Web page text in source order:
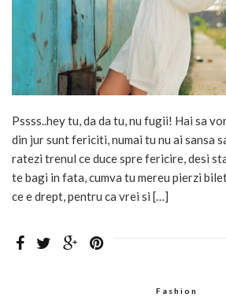
Pssss..hey tu, da da tu, nu fugii! Hai sa
din jur sunt fericiti, numai tu nu ai sansa
ratezi trenul ce duce spre fericire, desi
te bagi in fata, cumva tu mereu pierzi
ce e drept, pentru ca vrei si […]
Fashion